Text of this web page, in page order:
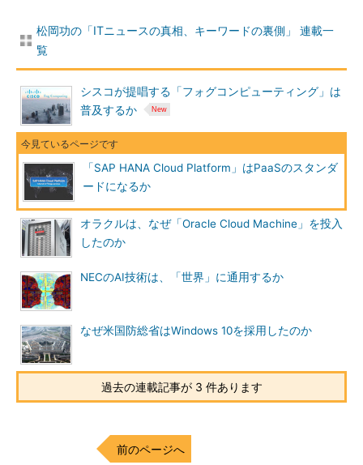
松岡功の「ITニュースの真相、キーワードの裏側」 連載一
覧
シスコが提唱する「フォグコンピューティング」は
普及するか
「SAP HANA Cloud Platform」はPaaSのスタンダ
ードになるか
オラクルは、なぜ「Oracle Cloud Machine」を投入
したのか
NECのAI技術は、「世界」に通用するか
なぜ米国防総省はWindows 10を採用したのか
過去の連載記事が 3 件あります
前のページへ